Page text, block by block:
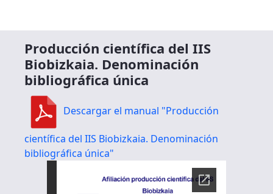
Producción científica del IIS
Biobizkaia. Denominación
bibliográfica única
Descargar el manual "Producción
científica del IIS Biobizkaia. Denominación
bibliográfica única"